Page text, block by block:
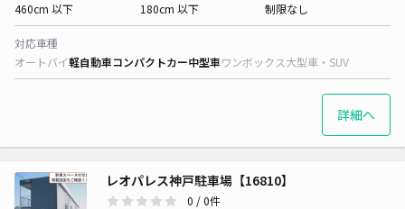
460cm 以下
180cm 以下
制限なし
対応車種
オートバイ軽自動車コンパクトカー中型車ワンボックス大型車・SUV
詳細へ
レオパレス神戸駐車場【16810】
0 / 0件